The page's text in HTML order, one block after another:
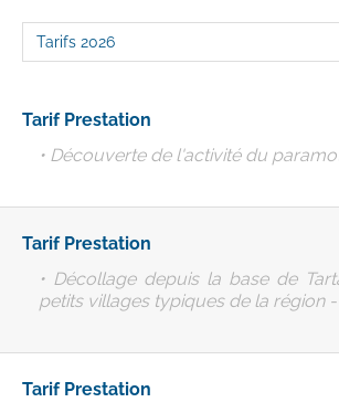
Tarif Prestation
• Découverte de l'activité du
Tarif Prestation
• Décollage depuis la base de
petits villages typiques de la région
Tarif Prestation